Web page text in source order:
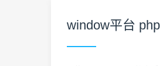
window平台